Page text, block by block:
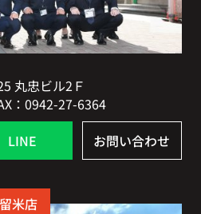
丸忠ビル2Ｆ
：0942-27-6364
LINE お問い合わせ
米店